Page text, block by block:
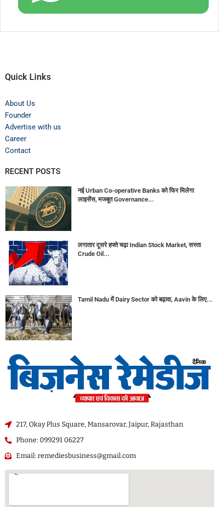
Quick Links
About Us
Founder
Advertise with us
Career
Contact
RECENT POSTS
नई Urban Co-operative Banks को फिर मिलेगा
लाइसेंस, मजबूत Governance...
लगातार दूसरे हफ्ते चढ़ा Indian Stock Market, सस्ता
Crude Oil...
Tamil Nadu में Dairy Sector को बढ़ावा, Aavin के लिए...
217, Okay Plus Square, Mansarovar, Jaipur, Rajasthan
Phone: 099291 06227
Email: remediesbusiness@gmail.com